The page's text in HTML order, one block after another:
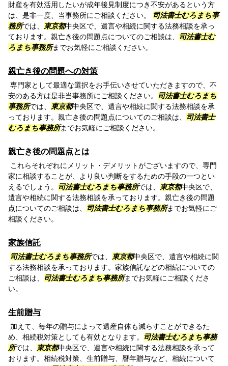
財産を有効活用したいが成年後見制度につき不安があるという方
は、是非一度、当事務所にご相談ください。
司法書士むろまち事
務所では、 東京都中央区で、遺言や相続に関する法務相談を承っ
ております。親亡き後の問題点についてのご相談は、
司法書士む
ろまち事務所までお気軽にご相談ください。
親亡き後の問題への対策
専門家として最適な選択をお手伝いさせていただきますので、不
安のある方は是非当事務所にご相談ください。
司法書士むろまち
事務所では、 東京都中央区で、遺言や相続に関する法務相談を承
っております。親亡き後の問題点についてのご相談は、
司法書士
むろまち事務所までお気軽にご相談ください。
親亡き後の問題点とは
これらそれぞれにメリット・デメリットがございますので、専門
家に相談することが、より良い判断をするための手段の一つとい
えるでしょう。
司法書士むろまち事務所では、 東京都中央区で、
遺言や相続に関する法務相談を承っております。親亡き後の問題
点についてのご相談は、
司法書士むろまち事務所までお気軽にご
相談ください。
家族信託
司法書士むろまち事務所では、 東京都中央区で、遺言や相続に関
する法務相談を承っております。家族信託などの相続についての
ご相談は、
司法書士むろまち事務所までお気軽にご相談くださ
い。
生前贈与
加えて、毎年の贈与によって遺産自体も減らすことができるた
め、相続税対策としても有効となります。
司法書士むろまち事務
所では、 東京都中央区で、遺言や相続に関する法務相談を承って
おります。相続税対策、生前贈与、暦年贈与など、相続について